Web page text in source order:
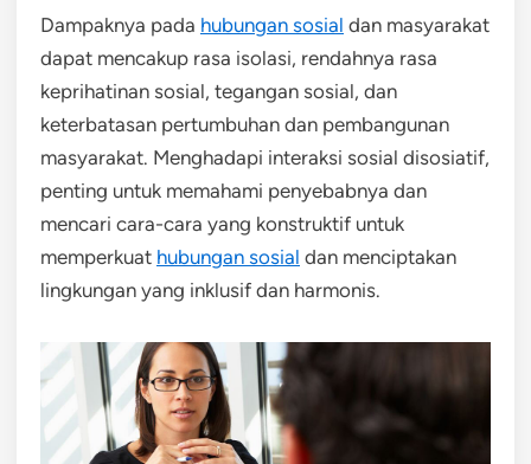
Dampaknya pada hubungan sosial dan masyarakat
dapat mencakup rasa isolasi, rendahnya rasa
keprihatinan sosial, tegangan sosial, dan
keterbatasan pertumbuhan dan pembangunan
masyarakat. Menghadapi interaksi sosial disosiatif,
penting untuk memahami penyebabnya dan
mencari cara-cara yang konstruktif untuk
memperkuat hubungan sosial dan menciptakan
lingkungan yang inklusif dan harmonis.